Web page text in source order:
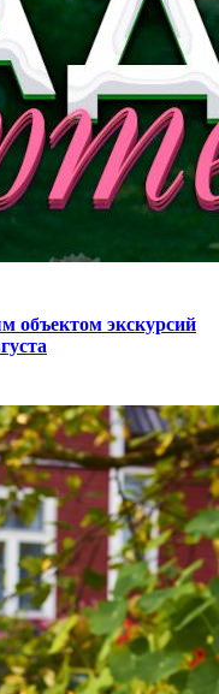
объектом экскурсий